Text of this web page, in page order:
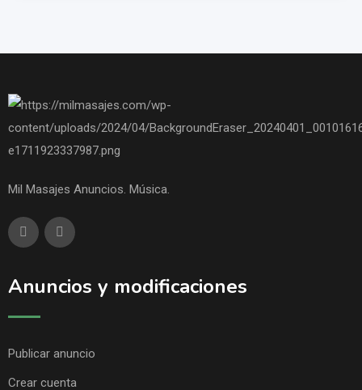
Mil Masajes Anuncios. Música.
Anuncios y modificaciones
Publicar anuncio
Crear cuenta